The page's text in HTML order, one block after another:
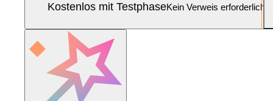
Kostenlos mit TestphaseKein Verweis erforderlich